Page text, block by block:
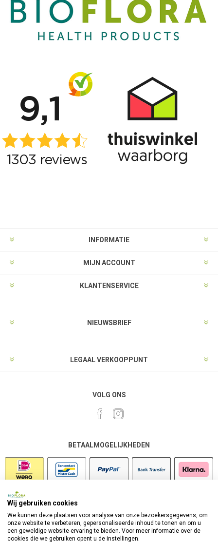
INFORMATIE
MIJN ACCOUNT
KLANTENSERVICE
NIEUWSBRIEF
LEGAAL VERKOOPPUNT
VOLG ONS
BETAALMOGELIJKHEDEN
Wij gebruiken cookies
We kunnen deze plaatsen voor analyse van onze bezoekersgegevens, om
onze website te verbeteren, gepersonaliseerde inhoud te tonen en om u
een geweldige website-ervaring te bieden. Voor meer informatie over de
cookies die we gebruiken opent u de instellingen.